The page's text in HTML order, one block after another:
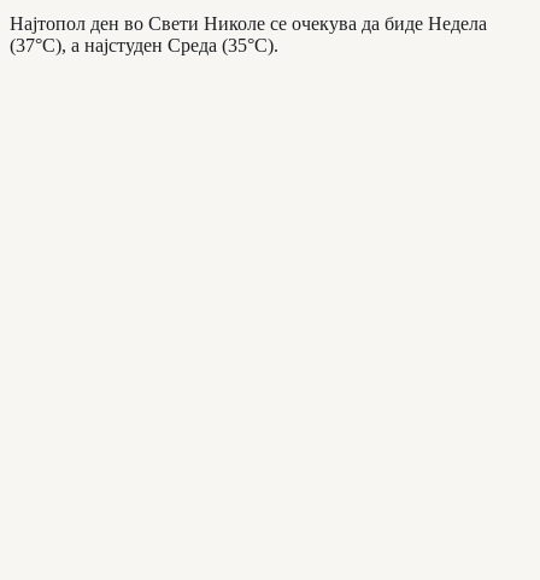
Најтопол ден во Свети Николе се очекува да биде Недела
(37°C), а најстуден Среда (35°C).